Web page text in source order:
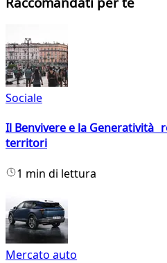
Sociale
Il Benvivere e la Generatività
territori
1 min di lettura
Mercato auto